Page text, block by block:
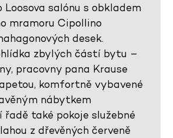
Loosova salónu s obkladem
mramoru Cipollino
desek.
zbylých částí bytu –
pracovny pana Krause
komfortně vybavené
nábytkem
řadě také pokoje služebné
z dřevěných červeně